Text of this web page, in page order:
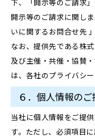
下、「開示等のご請求
開示等のご請求に関し
いに関するお問合せ先
なお、提供先である株
及び主催・共催・協賛
は、各社のプライバシ
６．個人情報の
当社に個人情報をご提
す。ただし、必須項目